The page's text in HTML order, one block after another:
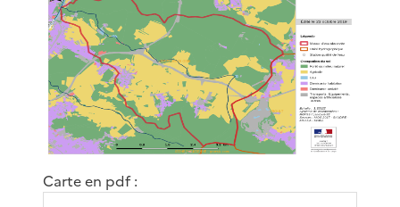
Carte en pdf :